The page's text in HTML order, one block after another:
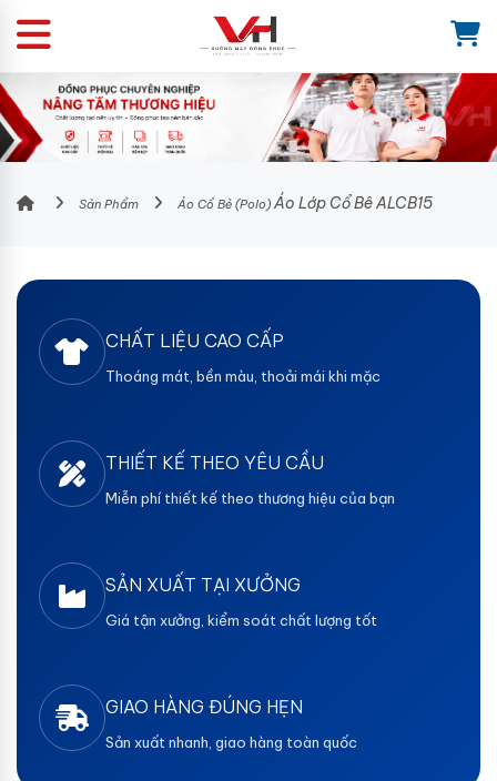
Sản Phẩm Áo Cổ Bẻ (Polo) Áo Lớp Cổ Bê ALCB15
CHẤT LIỆU CAO CẤP
Thoáng mát, bền màu, thoải mái khi mặc
THIẾT KẾ THEO YÊU CẦU
Miễn phí thiết kế theo thương hiệu của bạn
SẢN XUẤT TẠI XƯỞNG
Giá tận xưởng, kiểm soát chất lượng tốt
GIAO HÀNG ĐÚNG HẸN
Sản xuất nhanh, giao hàng toàn quốc